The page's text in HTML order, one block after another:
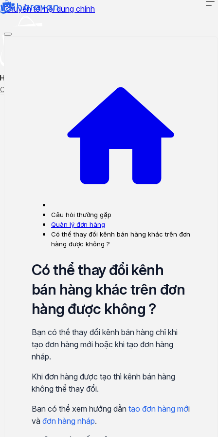
Chuyển tới nội dung chính
Hướng dẫn sử dụng
Cập nhật tính năng mới
Theo dõi ticket
Câu hỏi thường gặp
Quản lý đơn hàng
Có thể thay đổi kênh bán hàng khác trên đơn
hàng được không ?
Có thể thay đổi kênh
bán hàng khác trên đơn
hàng được không ?
Bạn có thể thay đổi kênh bán hàng chỉ khi
tạo đơn hàng mới hoặc khi tạo đơn hàng
nháp.
Khi đơn hàng được tạo thì kênh bán hàng
không thể thay đổi.
Bạn có thể xem hướng dẫn tạo đơn hàng mới
và đơn hàng nháp.